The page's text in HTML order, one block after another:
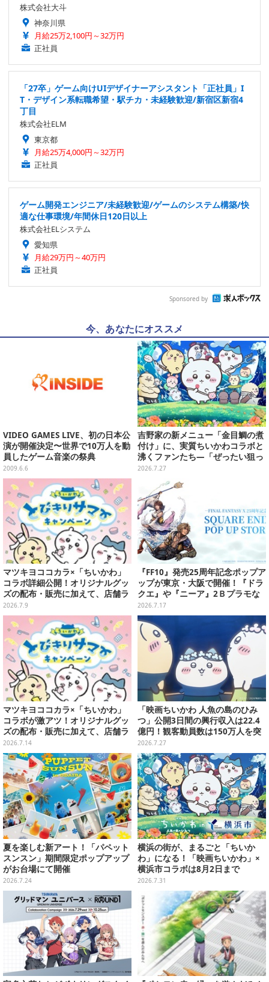
株式会社大斗
神奈川県
月給25万2,100円～32万円
正社員
「27卒」ゲーム向けUIデザイナーアシスタント「正社員」I
T・デザイン系転職希望・駅チカ・未経験歓迎/新宿区新宿4
丁目
株式会社ELM
東京都
月給25万4,000円～32万円
正社員
ゲーム開発エンジニア/未経験歓迎/ゲームのシステム構築/快
適な仕事環境/年間休日120日以上
株式会社ELシステム
愛知県
月給29万円～40万円
正社員
Sponsored by
今、あなたにオススメ
VIDEO GAMES LIVE、初の日本公
演が開催決定〜世界で10万人を動
員したゲーム音楽の祭典
2009.6.6
吉野家の新メニュー「金目鯛の煮
付け」に、実質ちいかわコラボと
沸くファンたち―「ぜったい狙っ
ただろ！」「映画公開のタイミン
グで妙だな？」
2026.7.27
マツキヨココカラ×「ちいかわ」
コラボ詳細公開！オリジナルグッ
ズの配布・販売に加えて、店舗ラ
ッピングや”花火打ち上げ”まで盛
り沢山
2026.7.9
『FF10』発売25周年記念ポップア
ップが東京・大阪で開催！『ドラ
クエ』や『ニーア』2Ｂプラモな
ども販売
2026.7.17
マツキヨココカラ×「ちいかわ」
コラボが激アツ！オリジナルグッ
ズの配布・販売に加えて、店舗ラ
ッピングや”花火打ち上げ”まで盛
り沢山
2026.7.14
「映画ちいかわ 人魚の島のひみ
つ」公開3日間の興行収入は22.4
億円！観客動員数は150万人を突
破
2026.7.27
夏を楽しむ新アート！「パペット
スンスン」期間限定ポップアップ
がお台場にて開催
2026.7.24
横浜の街が、まるごと「ちいか
わ」になる！「映画ちいかわ」×
横浜市コラボは8月2日まで
2026.7.31